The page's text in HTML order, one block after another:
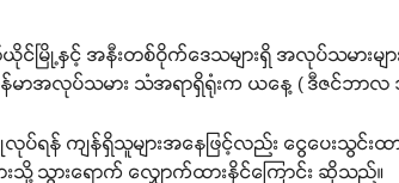
နှင့် အနီးတစ်ဝိုက်ဒေသများရှိ အလုပ်သမားများအ
ြန်မာအလုပ်သမား သံအရာရှိရုံးက ယနေ့ ( ဒီဇင်ဘာ
လုပ်ရန် ကျန်ရှိသူများအနေဖြင့်လည်း ငွေပေးသွင်းထ
ားသို့ သွားရောက် လျှောက်ထားနိုင်ကြောင်း ဆိုသည်။